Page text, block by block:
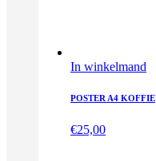
In winkelmand
POSTER A4 KOFFIE
€25,00